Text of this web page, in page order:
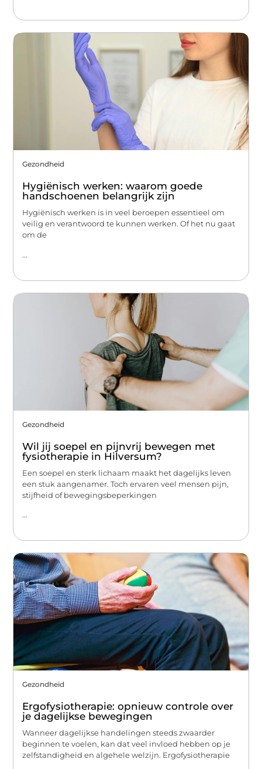
Gezondheid
Hygiënisch werken: waarom goede
handschoenen belangrijk zijn
Hygiënisch werken is in veel beroepen essentieel om
veilig en verantwoord te kunnen werken. Of het nu gaat
om de
...
Gezondheid
Wil jij soepel en pijnvrij bewegen met
fysiotherapie in Hilversum?
Een soepel en sterk lichaam maakt het dagelijks leven
een stuk aangenamer. Toch ervaren veel mensen pijn,
stijfheid of bewegingsbeperkingen
...
Gezondheid
Ergofysiotherapie: opnieuw controle over
je dagelijkse bewegingen
Wanneer dagelijkse handelingen steeds zwaarder
beginnen te voelen, kan dat veel invloed hebben op je
zelfstandigheid en algehele welzijn. Ergofysiotherapie